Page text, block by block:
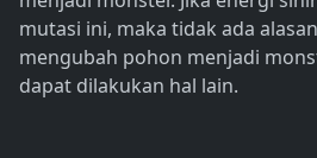
mutasi ini, maka tidak ada
mengubah pohon menjadi
dapat dilakukan hal lain.